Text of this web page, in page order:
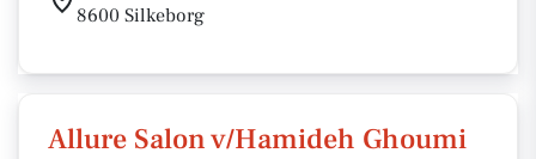
8600 Silkeborg
Allure Salon v/Hamideh Ghoumi